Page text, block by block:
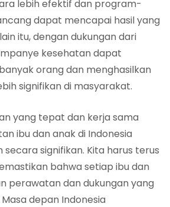
lebih efektif dan program-
dapat mencapai hasil yang
itu, dengan dukungan dari
kesehatan dapat
orang dan menghasilkan
signifikan di masyarakat.
yang tepat dan kerja sama
ibu dan anak di Indonesia
signifikan. Kita harus terus
bahwa setiap ibu dan
perawatan dan dukungan yang
depan Indonesia